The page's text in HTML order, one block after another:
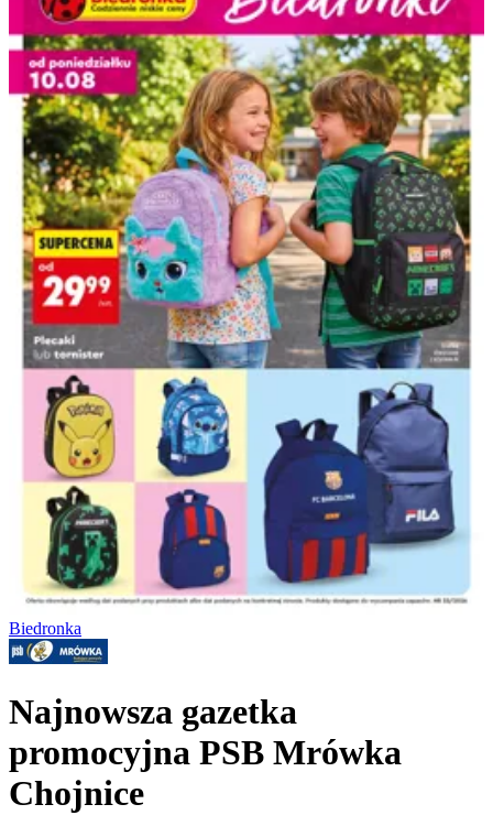
Biedronka
Najnowsza gazetka
promocyjna PSB Mrówka
Chojnice